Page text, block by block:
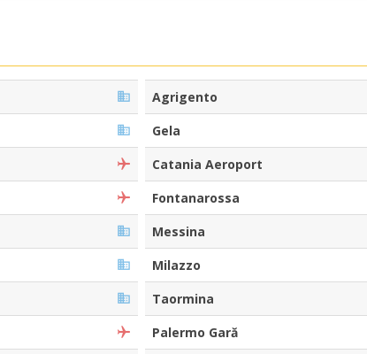
Agrigento
Gela
Catania Aeroport
Fontanarossa
Messina
Milazzo
Taormina
Palermo Gară